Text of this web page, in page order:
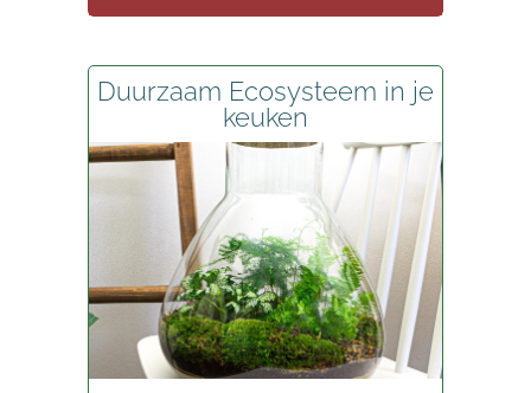
Duurzaam Ecosysteem in je
keuken